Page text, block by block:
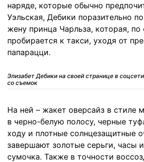
наряде, которые обычно
Уэльская, Дебики поразительно
жену принца Чарльза, которая,
пробирается к такси, уходя от
папарацци.
Элизабет Дебики на своей странице в
со съемок
На ней – жакет оверсайз в стиле
в черно-белую полосу, черные
ходу и плотные солнцезащитные
завершают золотые серьги, часы
сумочка. Также в точности